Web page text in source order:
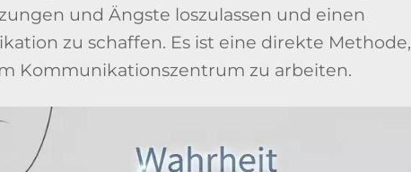
und Ängste loszulassen und einen
zu schaffen. Es ist eine direkte Methode,
Kommunikationszentrum zu arbeiten.